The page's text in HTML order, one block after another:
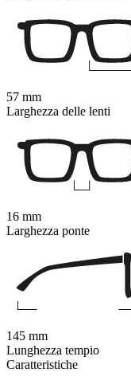
Caratteristiche
57 mm
Larghezza delle lenti
16 mm
Larghezza ponte
145 mm
Lunghezza tempio